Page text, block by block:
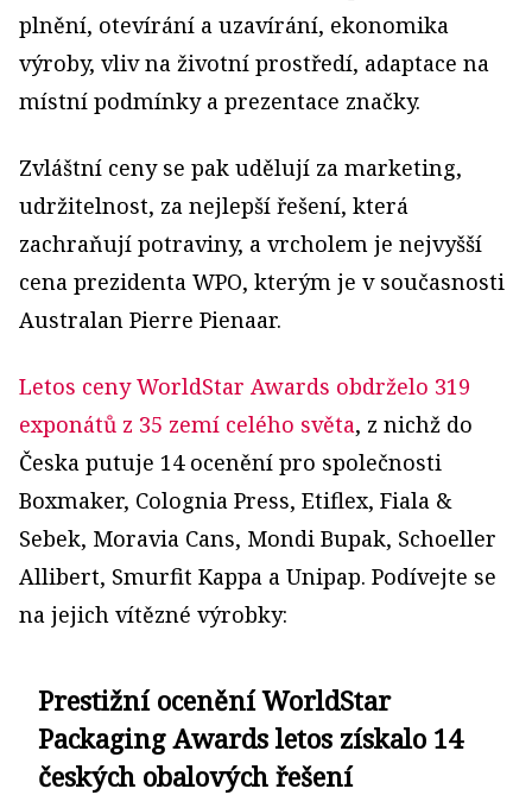
plnění, otevírání a uzavírání, ekonomika
výroby, vliv na životní prostředí, adaptace na
místní podmínky a prezentace značky.
Zvláštní ceny se pak udělují za marketing,
udržitelnost, za nejlepší řešení, která
zachraňují potraviny, a vrcholem je nejvyšší
cena prezidenta WPO, kterým je v současnosti
Australan Pierre Pienaar.
Letos ceny WorldStar Awards obdrželo 319
exponátů z 35 zemí celého světa, z nichž do
Česka putuje 14 ocenění pro společnosti
Boxmaker, Colognia Press, Etiflex, Fiala &
Sebek, Moravia Cans, Mondi Bupak, Schoeller
Allibert, Smurfit Kappa a Unipap. Podívejte se
na jejich vítězné výrobky:
Prestižní ocenění WorldStar
Packaging Awards letos získalo 14
českých obalových řešení